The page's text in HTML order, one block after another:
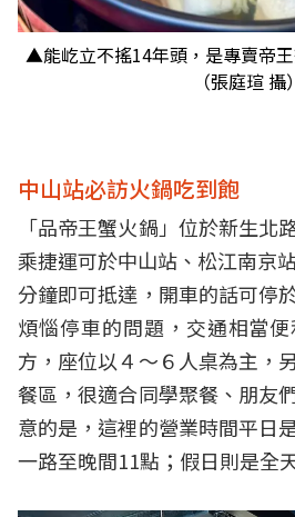
▲能屹立不搖14年頭，是專賣帝
（張庭瑄 攝）
中山站必訪火鍋吃到飽
「品帝王蟹火鍋」位於新生北
乘捷運可於中山站、松江南京
分鐘即可抵達，開車的話可停
煩惱停車的問題，交通相當
方，座位以４～６人桌為主，
餐區，很適合同學聚餐、朋友
意的是，這裡的營業時間平日
一路至晚間11點；假日則是全